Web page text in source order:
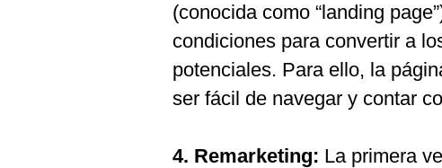
(conocida como “landing
condiciones para convertir a
potenciales. Para ello, la
ser fácil de navegar y contar
4. Remarketing: La primera